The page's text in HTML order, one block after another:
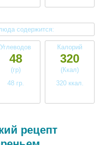
содержится:
Углеводов
48
(гр)
48 гр.
Калорий
320
(Ккал)
320 ккал.
рецепт